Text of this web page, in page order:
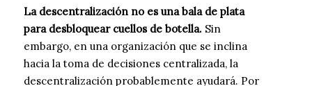
La descentralización no es una bala de plata
para desbloquear cuellos de botella. Sin
embargo, en una organización que se inclina
hacia la toma de decisiones centralizada, la
descentralización probablemente ayudará. Por